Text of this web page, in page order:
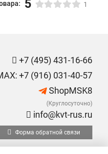
5 1
+7 (495) 431-16-66
+7 (916) 031-40-57
ShopMSK8
(Круглосуточно)
info@kvt-rus.ru
Форма обратной связи